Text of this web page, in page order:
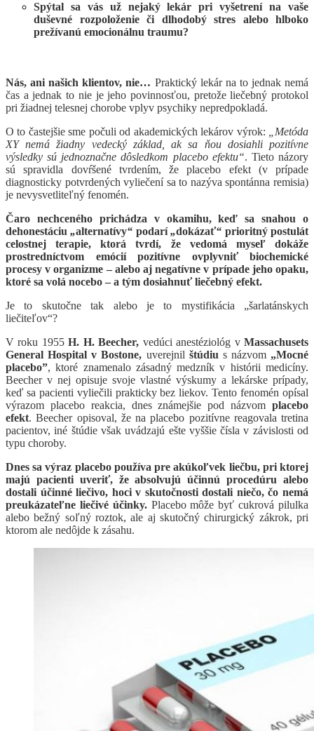
Spýtal sa vás už nejaký lekár pri vyšetrení na vaše
duševné rozpoloženie či dlhodobý stres alebo hlboko
prežívanú emocionálnu traumu?
Nás, ani našich klientov, nie… Praktický lekár na to jednak nemá
čas a jednak to nie je jeho povinnosťou, pretože liečebný protokol
pri žiadnej telesnej chorobe vplyv psychiky nepredpokladá.
O to častejšie sme počuli od akademických lekárov výrok:
„Metóda
XY nemá žiadny vedecký základ, ak sa ňou dosiahli pozitívne
výsledky sú jednoznačne dôsledkom placebo efektu“. Tieto názory
sú spravidla dovŕšené tvrdením, že placebo efekt (v prípade
diagnosticky potvrdených vyliečení sa to nazýva spontánna remisia)
je nevysvetliteľný fenomén.
Čaro nechceného prichádza v okamihu, keď sa snahou o
dehonestáciu„alternatívy“ podarí„dokázať“ prioritný postulát
celostnej terapie, ktorá tvrdí, že vedomá myseľ dokáže
prostredníctvom emócií pozitívne ovplyvniť biochemické
procesy v organizme – alebo aj negatívne v prípade jeho opaku,
ktoré sa volá nocebo – a tým dosiahnuť liečebný efekt.
Je to skutočne tak alebo je to mystifikácia „šarlatánskych
liečiteľov“?
V roku 1955H. H. Beecher, vedúci anestéziológ vMassachusets
General Hospital v Bostone, uverejnil štúdiu s názvom„Mocné
placebo”, ktoré znamenalo zásadný medzník v histórii medicíny.
Beecher v nej opisuje svoje vlastné výskumy a lekárske prípady,
keď sa pacienti vyliečili prakticky bez liekov. Tento fenomén opísal
výrazom placebo reakcia, dnes známejšie pod názvom placebo
efekt. Beecher opisoval, že na placebo pozitívne reagovala tretina
pacientov, iné štúdie však uvádzajú ešte vyššie čísla v závislosti od
typu choroby.
Dnes sa výraz placebo používa pre akúkoľvek liečbu, pri ktorej
majú pacienti uveriť, že absolvujú účinnú procedúru alebo
dostali účinné liečivo, hoci v skutočnosti dostali niečo, čo nemá
preukázateľne liečivé účinky.Placebo môže byť cukrová pilulka
alebo bežný soľný roztok, ale aj skutočný chirurgický zákrok, pri
ktorom ale nedôjde k zásahu.